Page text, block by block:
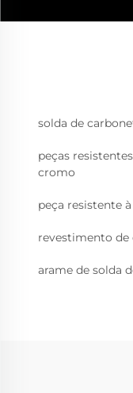
solda de
peças
cromo
peça resistente
revestimento
arame de solda